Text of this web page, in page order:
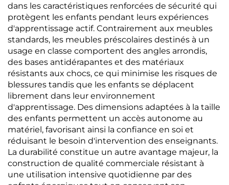
dans les caractéristiques renforcées de sécurité qui
protègent les enfants pendant leurs expériences
d'apprentissage actif. Contrairement aux meubles
standards, les meubles préscolaires destinés à un
usage en classe comportent des angles arrondis,
des bases antidérapantes et des matériaux
résistants aux chocs, ce qui minimise les risques de
blessures tandis que les enfants se déplacent
librement dans leur environnement
d'apprentissage. Des dimensions adaptées à la taille
des enfants permettent un accès autonome au
matériel, favorisant ainsi la confiance en soi et
réduisant le besoin d'intervention des enseignants.
La durabilité constitue un autre avantage majeur, la
construction de qualité commerciale résistant à
une utilisation intensive quotidienne par des